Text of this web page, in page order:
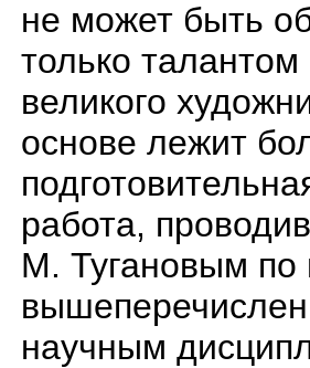
не может быть
только талантом
великого
основе лежит
работа,
М. Тугановым по
научным